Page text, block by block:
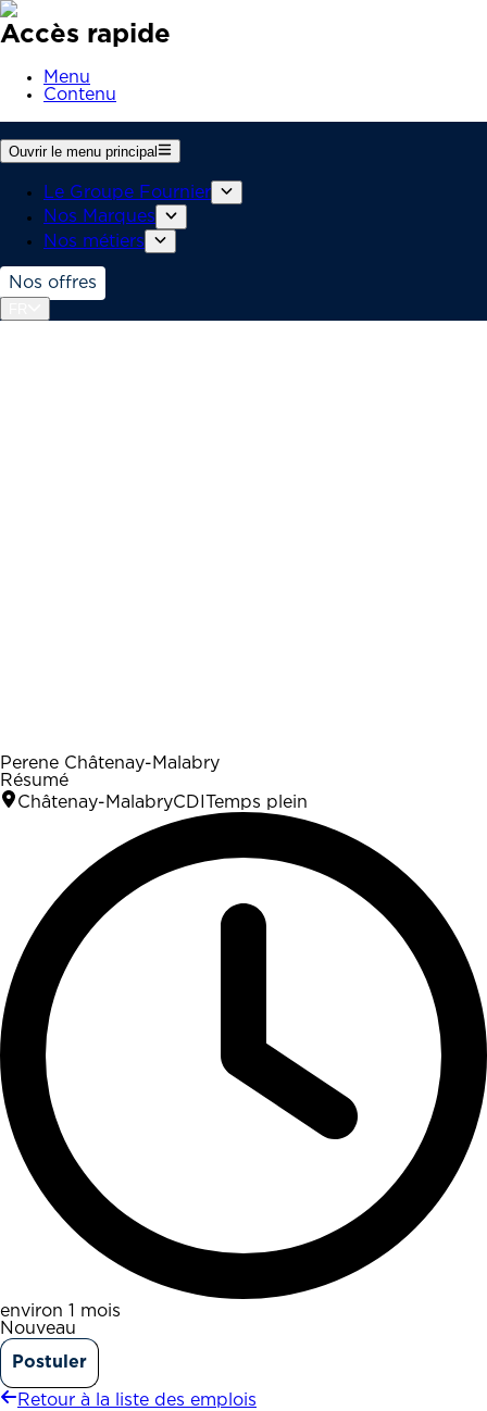
Accès rapide
Menu
Contenu
Ouvrir le menu principal
Le Groupe Fournier
Nos Marques
Nos métiers
Nos offres
Perene Châtenay-Malabry
Résumé
Châtenay-MalabryCDI Temps plein
environ 1 mois
Nouveau
Postuler
Retour à la liste des emplois